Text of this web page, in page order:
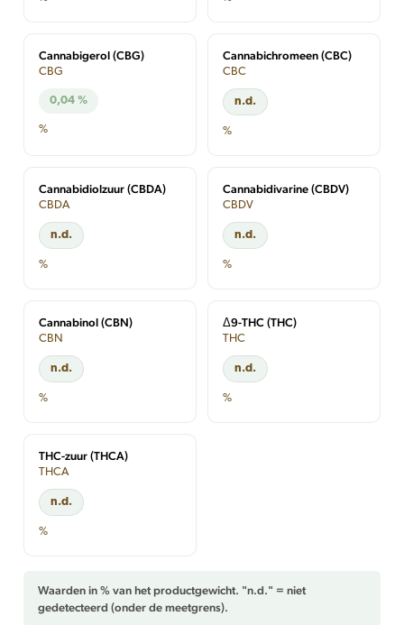
Cannabigerol (CBG)
CBG
0,04 %
%
Cannabichromeen (CBC)
CBC
n.d.
%
Cannabidiolzuur (CBDA)
CBDA
n.d.
%
Cannabidivarine (CBDV)
CBDV
n.d.
%
Cannabinol (CBN)
CBN
n.d.
%
Δ9-THC (THC)
THC
n.d.
%
THC-zuur (THCA)
THCA
n.d.
%
Waarden in % van het productgewicht. "n.d." = niet
gedetecteerd (onder de meetgrens).